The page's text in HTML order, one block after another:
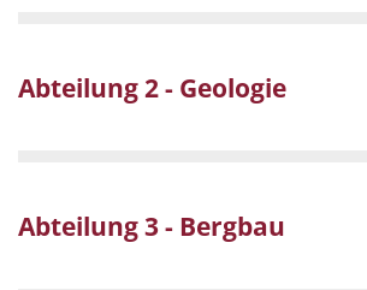
Abteilung 2 - Geologie
Abteilung 3 - Bergbau